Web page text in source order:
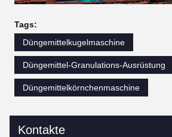
Tags:
Düngemittelkugelmaschine
Düngemittel-Granulations-Ausrüstung
Düngemittelkörnchenmaschine
Kontakte